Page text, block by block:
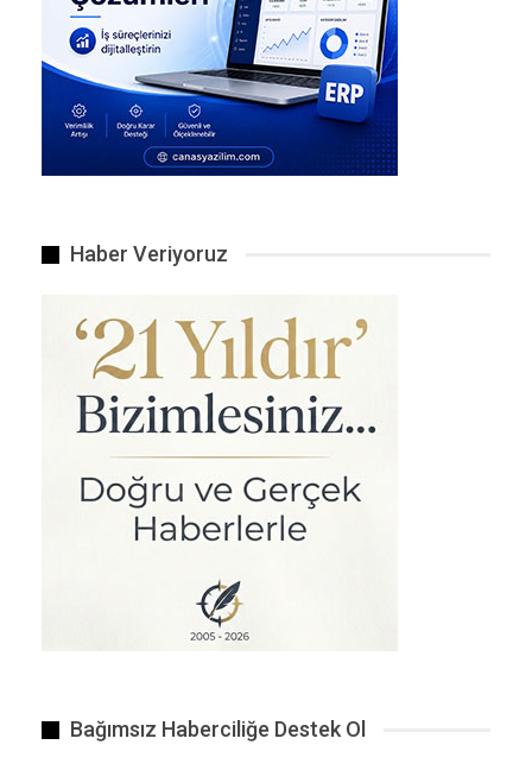
Ziraat Türkiye Kupası 5. tur ilk maçında Spor Toto 1. Lig…
Haber Veriyoruz
Bağımsız Haberciliğe Destek Ol